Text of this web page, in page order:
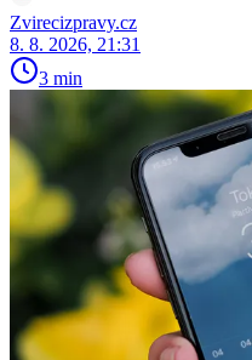
Zvirecizpravy.cz
8. 8. 2026, 21:31
3 min